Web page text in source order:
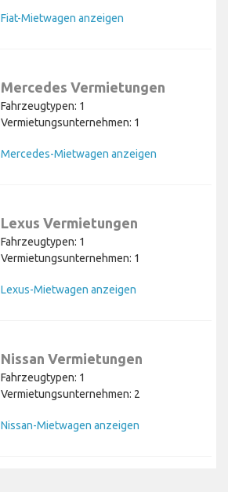
Fiat-Mietwagen anzeigen
Mercedes Vermietungen
Fahrzeugtypen: 1
Vermietungsunternehmen: 1
Mercedes-Mietwagen anzeigen
Lexus Vermietungen
Fahrzeugtypen: 1
Vermietungsunternehmen: 1
Lexus-Mietwagen anzeigen
Nissan Vermietungen
Fahrzeugtypen: 1
Vermietungsunternehmen: 2
Nissan-Mietwagen anzeigen